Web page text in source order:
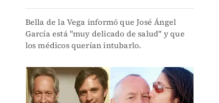
Bella de la Vega informó que José Ángel
García está "muy delicado de salud" y que
los médicos querían intubarlo.